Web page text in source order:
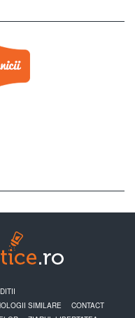
SIMILARE
CONTACT